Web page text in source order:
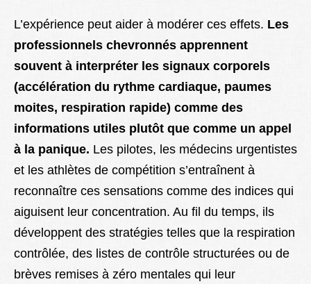
L’expérience peut aider à modérer ces effets. Les
professionnels chevronnés apprennent
souvent à interpréter les signaux corporels
(accélération du rythme cardiaque, paumes
moites, respiration rapide) comme des
informations utiles plutôt que comme un appel
à la panique. Les pilotes, les médecins urgentistes
et les athlètes de compétition s’entraînent à
reconnaître ces sensations comme des indices qui
aiguisent leur concentration. Au fil du temps, ils
développent des stratégies telles que la respiration
contrôlée, des listes de contrôle structurées ou de
brèves remises à zéro mentales qui leur